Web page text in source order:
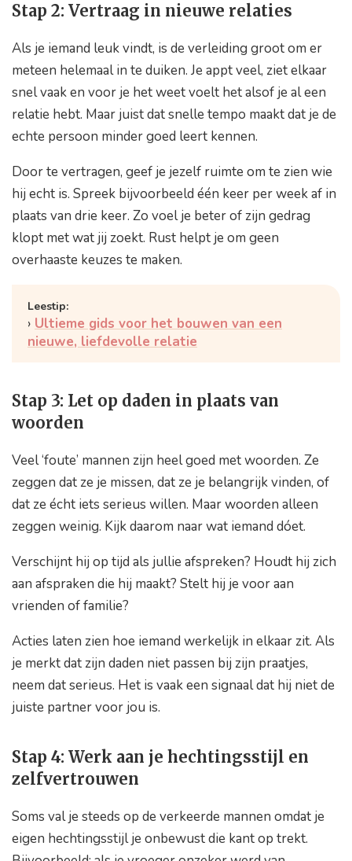
Stap 2: Vertraag in nieuwe relaties
Als je iemand leuk vindt, is de verleiding groot om er
meteen helemaal in te duiken. Je appt veel, ziet elkaar
snel vaak en voor je het weet voelt het alsof je al een
relatie hebt. Maar juist dat snelle tempo maakt dat je de
echte persoon minder goed leert kennen.
Door te vertragen, geef je jezelf ruimte om te zien wie
hij echt is. Spreek bijvoorbeeld één keer per week af in
plaats van drie keer. Zo voel je beter of zijn gedrag
klopt met wat jij zoekt. Rust helpt je om geen
overhaaste keuzes te maken.
Ultieme gids voor het bouwen van een
nieuwe, liefdevolle relatie
Stap 3: Let op daden in plaats van
woorden
Veel ‘foute’ mannen zijn heel goed met woorden. Ze
zeggen dat ze je missen, dat ze je belangrijk vinden, of
dat ze écht iets serieus willen. Maar woorden alleen
zeggen weinig. Kijk daarom naar wat iemand dóet.
Verschijnt hij op tijd als jullie afspreken? Houdt hij zich
aan afspraken die hij maakt? Stelt hij je voor aan
vrienden of familie?
Acties laten zien hoe iemand werkelijk in elkaar zit. Als
je merkt dat zijn daden niet passen bij zijn praatjes,
neem dat serieus. Het is vaak een signaal dat hij niet de
juiste partner voor jou is.
Stap 4: Werk aan je hechtingsstijl en
zelfvertrouwen
Soms val je steeds op de verkeerde mannen omdat je
eigen hechtingsstijl je onbewust die kant op trekt.